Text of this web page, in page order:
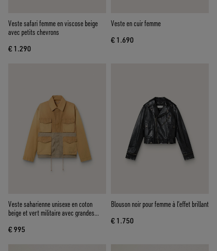
Veste safari femme en viscose beige
avec petits chevrons
€ 1.290
Veste en cuir femme
€ 1.690
Veste saharienne unisexe en coton
beige et vert militaire avec grandes
€ 995
Blouson noir pour femme à l’effet brillant
€ 1.750